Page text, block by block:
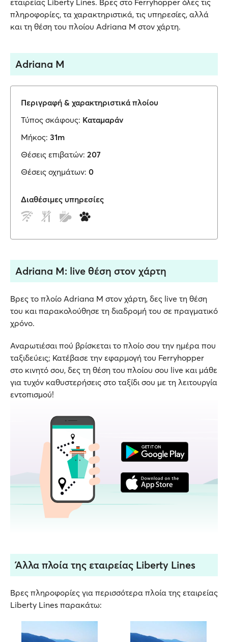
εταιρείας Liberty Lines. Βρες στο Ferryhopper όλες τις
πληροφορίες, τα χαρακτηριστικά, τις υπηρεσίες, αλλά
και τη θέση του πλοίου Adriana M στον χάρτη.
Adriana M
Περιγραφή & χαρακτηριστικά πλοίου
Τύπος σκάφους: Καταμαράν
Μήκος: 31m
Θέσεις επιβατών: 207
Θέσεις οχημάτων: 0
Διαθέσιμες υπηρεσίες
Adriana M: live θέση στον χάρτη
Βρες το πλοίο Adriana M στον χάρτη, δες live τη θέση
του και παρακολούθησε τη διαδρομή του σε πραγματικό
χρόνο.
Αναρωτιέσαι πού βρίσκεται το πλοίο σου την ημέρα που
ταξιδεύεις; Κατέβασε την εφαρμογή του Ferryhopper
στο κινητό σου, δες τη θέση του πλοίου σου live και μάθε
για τυχόν καθυστερήσεις στο ταξίδι σου με τη λειτουργία
εντοπισμού!
Άλλα πλοία της εταιρείας Liberty Lines
Βρες πληροφορίες για περισσότερα πλοία της εταιρείας
Liberty Lines παρακάτω: